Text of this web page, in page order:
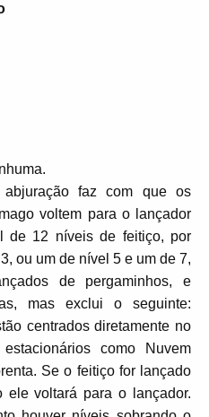
faz com que os
voltem para o lançador
de 12 níveis de feitiço, por
ou um de nível 5 e um de 7,
de pergaminhos, e
mas exclui o seguinte:
centrados diretamente no
como Nuvem
Se o feitiço for lançado
ele voltará para o lançador.